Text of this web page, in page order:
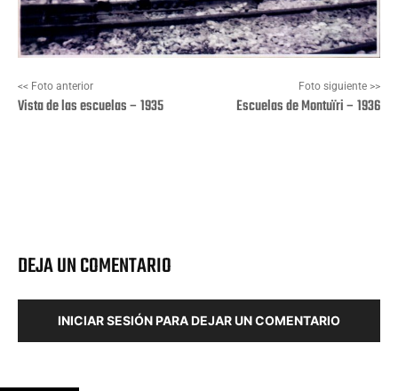
<< Foto anterior
Vista de las escuelas – 1935
Foto siguiente >>
Escuelas de Montuïri – 1936
DEJA UN COMENTARIO
INICIAR SESIÓN PARA DEJAR UN COMENTARIO